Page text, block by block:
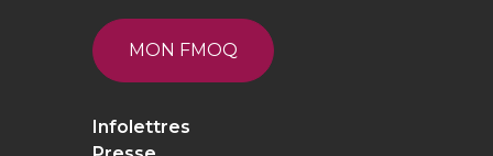
MON FMOQ
Infolettres